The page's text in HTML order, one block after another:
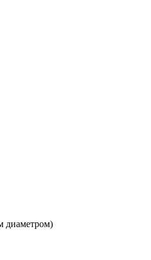
диаметром)